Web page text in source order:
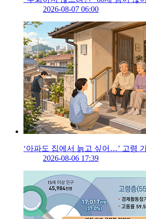
2026-08-07 06:00
‘아파도 집에서 늙고 싶어…’ 고령
2026-08-06 17:39